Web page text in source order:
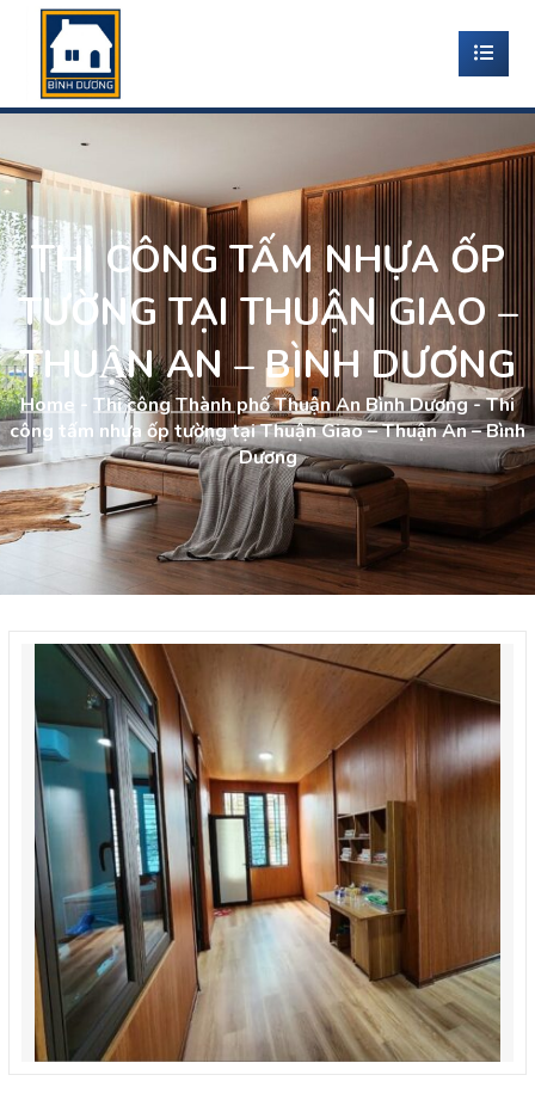
THI CÔNG TẤM NHỰA ỐP
TƯỜNG TẠI THUẬN GIAO –
THUẬN AN – BÌNH DƯƠNG
Home - Thi công Thành phố Thuận An Bình Dương-Thi
công tấm nhựa ốp tường tại Thuận Giao – Thuận An – Bình
Dương